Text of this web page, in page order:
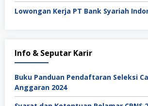
Lowongan Kerja PT Bank Syariah
Info & Seputar Karir
Buku Panduan Pendaftaran Seleksi
Anggaran 2024